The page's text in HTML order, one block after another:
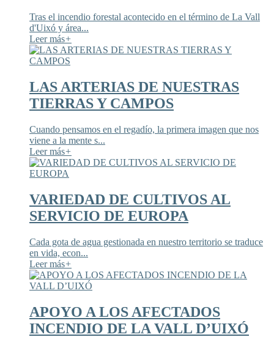
Tras el incendio forestal acontecido en el término de La Vall
d'Uixó y área...
Leer más+
LAS ARTERIAS DE NUESTRAS
TIERRAS Y CAMPOS
Cuando pensamos en el regadío, la primera imagen que nos
viene a la mente s...
Leer más+
VARIEDAD DE CULTIVOS AL
SERVICIO DE EUROPA
Cada gota de agua gestionada en nuestro territorio se traduce
en vida, econ...
Leer más+
APOYO A LOS AFECTADOS
INCENDIO DE LA VALL D’UIXÓ